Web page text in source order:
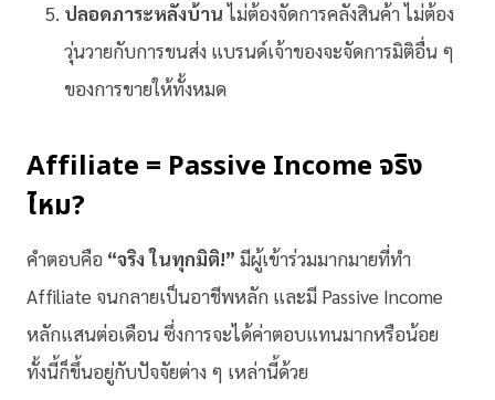
ปลอดภาระหลังบ้านไม่ต้องจัดการคลังสินค้า ไม่ต้อง
วุ่นวายกับการขนส่ง แบรนด์เจ้าของจะจัดการมิติอื่น ๆ
ของการขายให้ทั้งหมด
Affiliate = Passive Income จริง
ไหม?
คำตอบคือ “จริง ในทุกมิติ!” มีผู้เข้าร่วมมากมายที่ทำ
Affiliate จนกลายเป็นอาชีพหลัก และมี Passive Income
หลักแสนต่อเดือน ซึ่งการจะได้ค่าตอบแทนมากหรือน้อย
ทั้งนี้ก็ขึ้นอยู่กับปัจจัยต่าง ๆ เหล่านี้ด้วย